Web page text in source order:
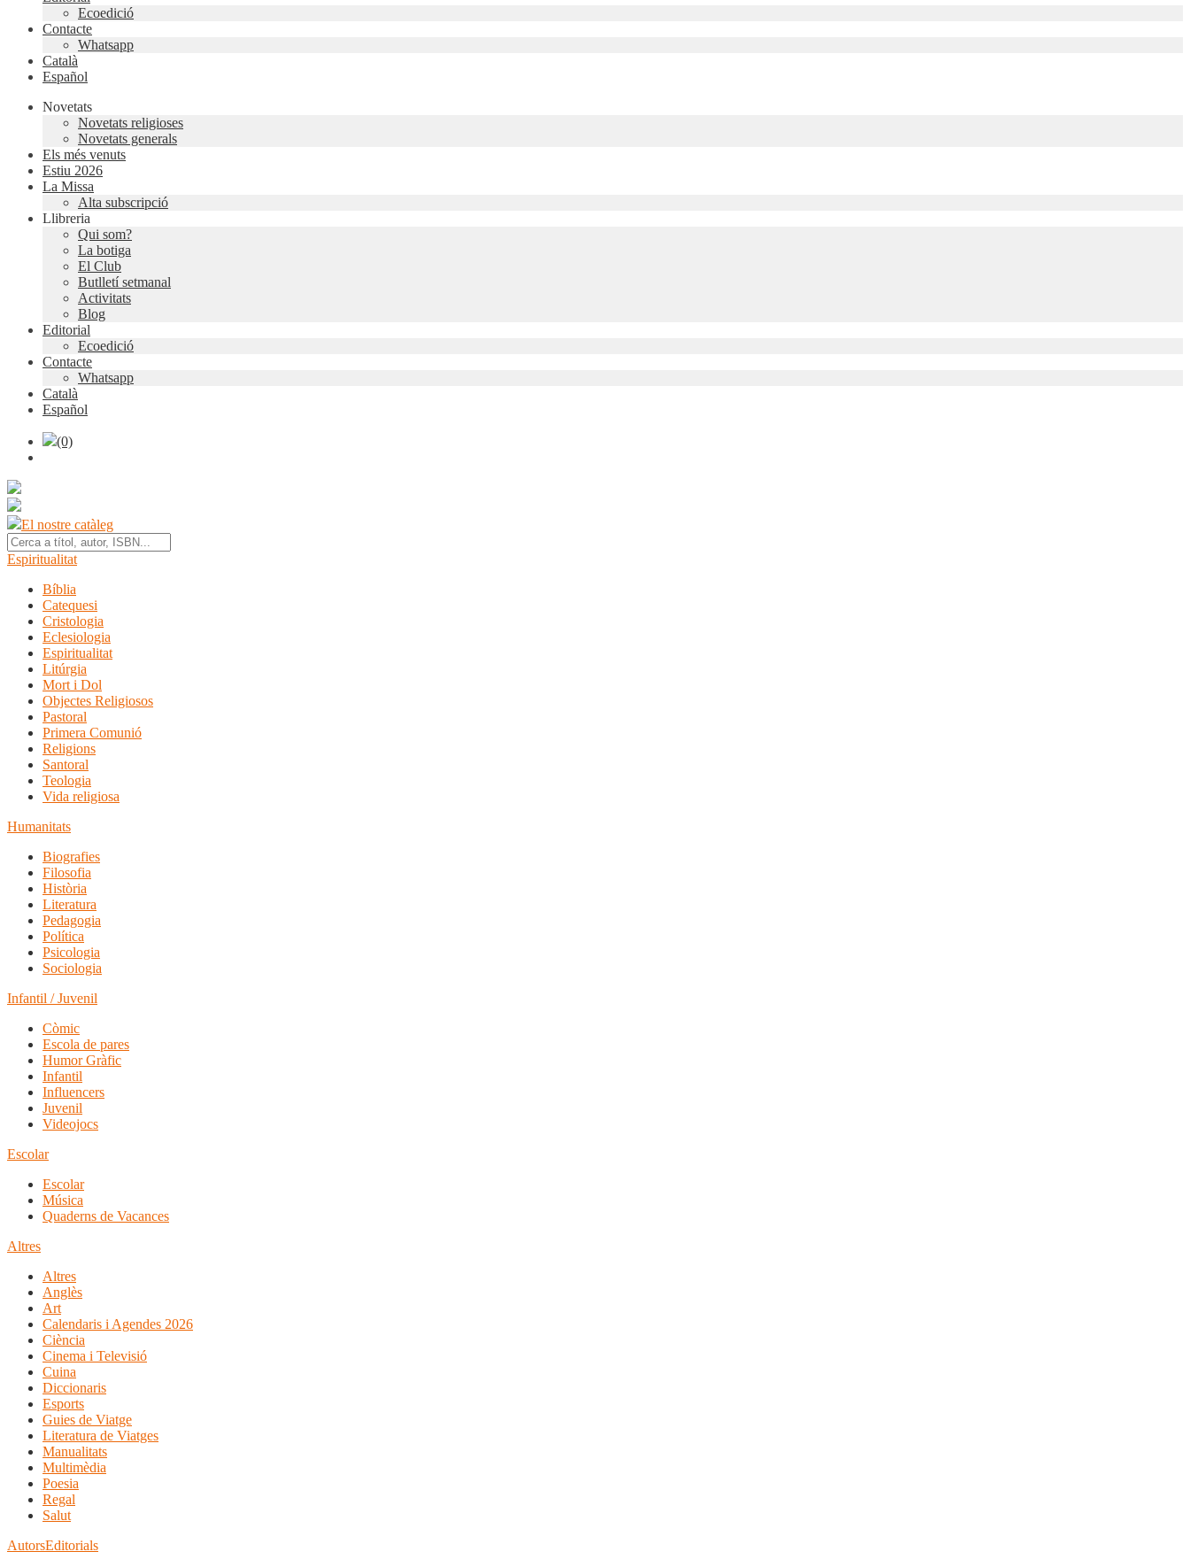
Ecoedició
Contacte
Whatsapp
Català
Español
Novetats
Novetats religioses
Novetats generals
Els més venuts
Estiu 2026
La Missa
Alta subscripció
Llibreria
Qui som?
La botiga
El Club
Butlletí setmanal
Activitats
Blog
Editorial
Ecoedició
Contacte
Whatsapp
Català
Español
(0)
El nostre catàleg
Espiritualitat
Bíblia
Catequesi
Cristologia
Eclesiologia
Espiritualitat
Litúrgia
Mort i Dol
Objectes Religiosos
Pastoral
Primera Comunió
Religions
Santoral
Teologia
Vida religiosa
Humanitats
Biografies
Filosofia
Història
Literatura
Pedagogia
Política
Psicologia
Sociologia
Infantil / Juvenil
Còmic
Escola de pares
Humor Gràfic
Infantil
Influencers
Juvenil
Videojocs
Escolar
Escolar
Música
Quaderns de Vacances
Altres
Altres
Anglès
Art
Calendaris i Agendes 2026
Ciència
Cinema i Televisió
Cuina
Diccionaris
Esports
Guies de Viatge
Literatura de Viatges
Manualitats
Multimèdia
Poesia
Regal
Salut
AutorsEditorials